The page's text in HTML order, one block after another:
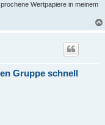
Wertpapiere in meinem
Gruppe schnell